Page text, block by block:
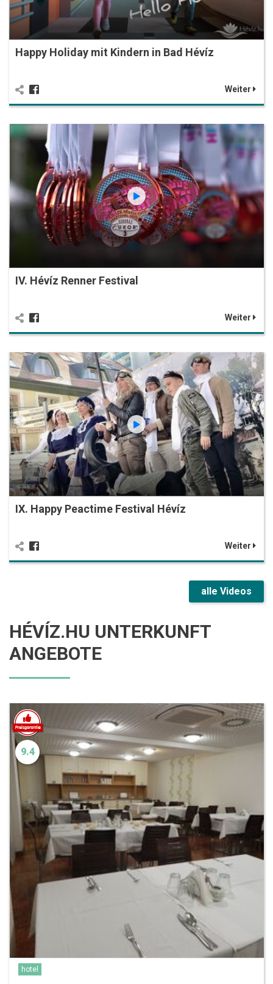
Happy Holiday mit Kindern in Bad Hévíz
Weiter
IV. Hévíz Renner Festival
Weiter
IX. Happy Peactime Festival Hévíz
Weiter
alle Videos
HÉVÍZ.HU UNTERKUNFT
ANGEBOTE
9.4
hotel